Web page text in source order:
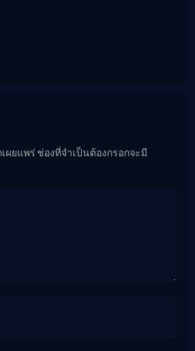
ผยแพร่ ช่องที่จำเป็นต้องกรอกจะมี